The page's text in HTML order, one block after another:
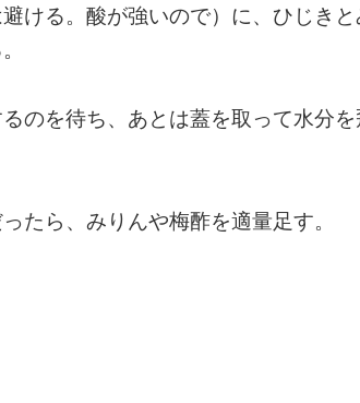
ける。酸が強いので）に、ひじきと
るのを待ち、あとは蓋を取って水分
たら、みりんや梅酢を適量足す。